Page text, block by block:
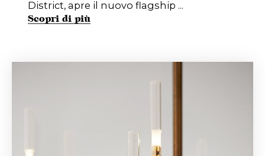
District, apre il nuovo flagship ...
Scopri di più